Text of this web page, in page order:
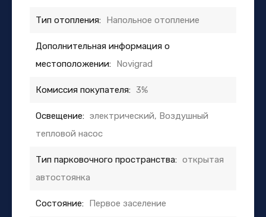
Тип отопления: Напольное отопление
Дополнительная информация о
местоположении: Novigrad
Комиссия покупателя: 3%
Освещение: электрический, Воздушный
тепловой насос
Тип парковочного пространства: открытая
автостоянка
Состояние: Первое заселение